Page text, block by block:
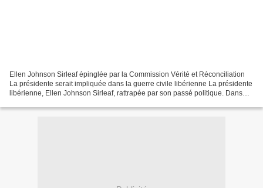
Ellen Johnson Sirleaf épinglée par la Commission Vérité et Réconciliation
La présidente serait impliquée dans la guerre civile libérienne La présidente
libérienne, Ellen Johnson Sirleaf, rattrapée par son passé politique. Dans